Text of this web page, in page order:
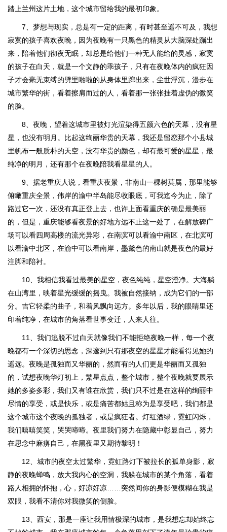
踏上兰州这片土地，这个城市留给我的最初印象。
7、梦想与现实，总是有一定的距离，有时甚至遥不可及，我想
寂寞的孩子喜欢夜晚，因为夜晚有一只黑色的精灵从大脑深处蹦出
来，陪着他们彻夜无眠，却总是给他们一种无人能给的灵感，寂寞
的孩子在白天，就是一个文静的乖孩子，只有在夜晚体内的疯狂因
子才会毫无束缚的劈里啪啦的从身体里蹿出来，尘世浮沉，漫步在
城市繁华的街，看着擦肩而过的人，看着那一张张挂着虚伪的微笑
的脸。
8、夜晚，望着这城市里被灯光渲染得五颜六色的天幕，没有星
星，也没有明月。比起这绚丽华贵的天幕，我还是留恋那个小县城
里帆布一般质朴的天空，没有华贵的颜色，却有最可爱的星星，最
纯净的明月，还有那个在夜晚陪我看星星的人。
9、据老重庆人说，看重庆夜景，非南山一棵树莫属，那里能够
俯瞰重庆全景，伟岸的渝中半岛能尽收眼底，可我迄今为止，除了
路过它一次，还没有真正登上去，也许上面看重庆的确是最美丽
的，但是，重庆能够看夜景的好地方远不止这一处了，在解放碑广
场可以看四周高楼的流光异彩，在南滨可以看渝中南区，在北滨可
以看渝中北区，在渝中可以看南岸，墨黛色的南山就是夜色的最好
注脚和陪衬。
10、我相信我看过最美的星空，夜色纯纯，星空澄净。大海躺
在山湾里，映着星光缓缓的摇曳。我被自然接纳，成为它们的一部
分。吉它轻柔的曲子，和着风飘向远方。多年以后，我的眼睛里还
印着纯净，在城市的角落看世事变迁，人来人往。
11、我们逃脱不过白天就像我们不能拒绝夜晚一样，每一个夜
晚都有一个深切的思念，深邃到只有那夜空的星星才能看得见她的
遥远。夜晚是孤独而又华丽的，然而有的人们更是华丽而又孤独
的，试想夜晚华灯初上，繁星点点，整个城市，整个夜晚就要展示
她的多姿多彩，我们又有谁在欣赏，我们只不过是在这样的绚丽中
尽情的享受，或是快乐，或是痛苦都姑且称为是享受吧，我们都是
这个城市这个夜晚的孤独者，或是疯狂者。灯红酒绿，霓虹闪烁，
我们嘻嘻笑笑，哭哭啼啼。夜里我们努力在隐藏中彰显自己，努力
在思念中麻痹自己，在黑夜里又期待黎明！
12、城市的夜空太过繁华，霓虹路灯下被拉长的孤单身影，寂
静的夜晚蝉鸣，放大我内心的空洞，我躲在城市的某个角落，看着
路人相拥的怀抱，心，好凉好凉……突然间你的身影便模糊在我是
双眼，我看不清你对我微笑的侧脸。
13、西安，那是一座让我用情极深的城市，是我想忘却始终忘